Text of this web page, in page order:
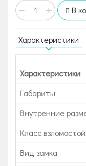
− + В
Характеристики
Характеристики
Габариты
Внутренние
Класс
Вид замка